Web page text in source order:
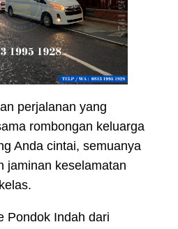
perjalanan yang
rombongan keluarga
Anda cintai, semuanya
jaminan keselamatan
Pondok Indah dari